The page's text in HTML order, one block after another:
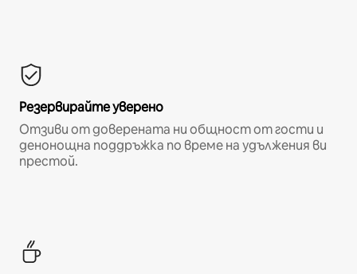
Резервирайте уверено
Отзиви от доверената ни общност от гости и
денонощна поддръжка по време на удължения ви
престой.